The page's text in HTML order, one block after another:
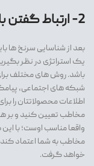
2- ارتباط گفتن با سرنخ ها
بعد از شناسایی سرنخ ها
یک استراتژی در نظر
باشد. روش های مختلف
شبکه های اجتماعی،
اطلاعات محصولاتتان را
مخاطب تعیین کنید و بر
واقعا مناسب اوست؛ با
مخاطب به شما اعتماد
خواهد گرفت.